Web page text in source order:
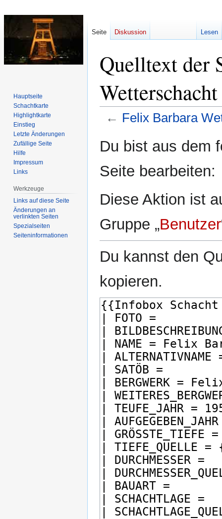
Quelltext der
Wetterschacht
← Felix Barbara
Navigation
Suche
Du bist aus dem
Seite bearbeiten:
Diese Aktion ist
Gruppe „Benutzer
Du kannst den
kopieren.
Seite Diskussion Lesen
Hauptseite
Schachtkarte
Highlightkarte
Einstieg
Letzte Änderungen
Zufällige Seite
Hilfe
Impressum
Links
Werkzeuge
Links auf diese Seite
Änderungen an
verlinkten Seiten
Spezialseiten
Seiten­­informationen